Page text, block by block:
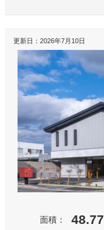
更新日：2026年7月10日
面積： 48.77